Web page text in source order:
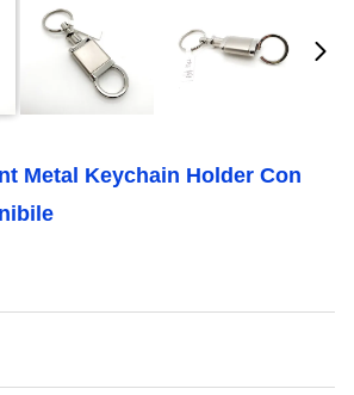
Metal Keychain Holder Con